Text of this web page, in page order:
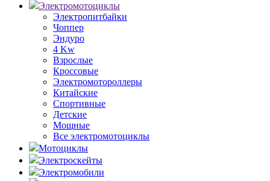
Электромотоциклы
Электропитбайки
Чоппер
Эндуро
4 Kw
Взрослые
Кроссовые
Электромотороллеры
Китайские
Спортивные
Детские
Мощные
Все электромотоциклы
Мотоциклы
Электроскейты
Электромобили